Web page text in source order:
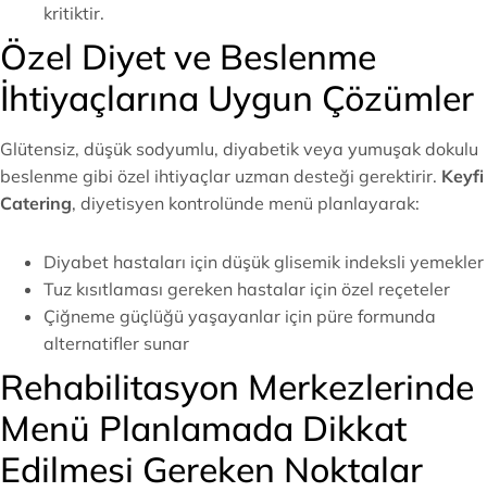
kritiktir.
Özel Diyet ve Beslenme
İhtiyaçlarına Uygun Çözümler
Glütensiz, düşük sodyumlu, diyabetik veya yumuşak dokulu
beslenme gibi özel ihtiyaçlar uzman desteği gerektirir. Keyfi
Catering, diyetisyen kontrolünde menü planlayarak:
Diyabet hastaları için düşük glisemik indeksli yemekler
Tuz kısıtlaması gereken hastalar için özel reçeteler
Çiğneme güçlüğü yaşayanlar için püre formunda
alternatifler sunar
Rehabilitasyon Merkezlerinde
Menü Planlamada Dikkat
Edilmesi Gereken Noktalar